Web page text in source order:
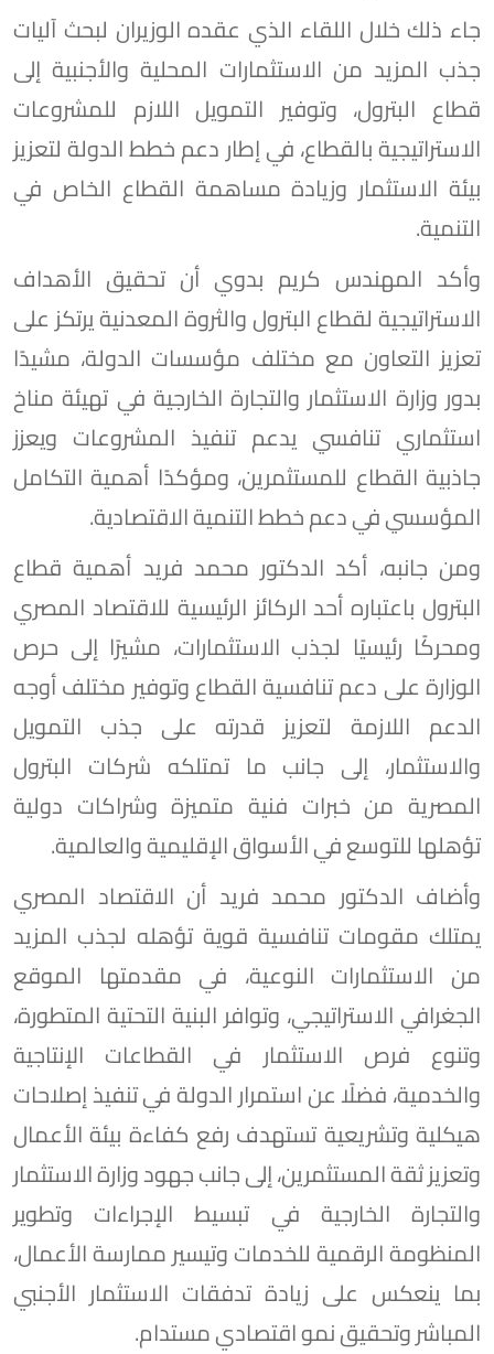
جاء ذلك خلال اللقاء الذي عقده الوزيران لبحث آليات
جذب المزيد من الاستثمارات المحلية والأجنبية إلى
قطاع البترول، وتوفير التمويل اللازم للمشروعات
الاستراتيجية بالقطاع، في إطار دعم خطط الدولة لتعزيز
بيئة الاستثمار وزيادة مساهمة القطاع الخاص في
التنمية.
وأكد المهندس كريم بدوي أن تحقيق الأهداف
الاستراتيجية لقطاع البترول والثروة المعدنية يرتكز على
تعزيز التعاون مع مختلف مؤسسات الدولة، مشيدًا
بدور وزارة الاستثمار والتجارة الخارجية في تهيئة مناخ
استثماري تنافسي يدعم تنفيذ المشروعات ويعزز
جاذبية القطاع للمستثمرين، ومؤكدًا أهمية التكامل
المؤسسي في دعم خطط التنمية الاقتصادية.
ومن جانبه، أكد الدكتور محمد فريد أهمية قطاع
البترول باعتباره أحد الركائز الرئيسية للاقتصاد المصري
ومحركًا رئيسيًا لجذب الاستثمارات، مشيرًا إلى حرص
الوزارة على دعم تنافسية القطاع وتوفير مختلف أوجه
الدعم اللازمة لتعزيز قدرته على جذب التمويل
والاستثمار، إلى جانب ما تمتلكه شركات البترول
المصرية من خبرات فنية متميزة وشراكات دولية
تؤهلها للتوسع في الأسواق الإقليمية والعالمية.
وأضاف الدكتور محمد فريد أن الاقتصاد المصري
يمتلك مقومات تنافسية قوية تؤهله لجذب المزيد
من الاستثمارات النوعية، في مقدمتها الموقع
الجغرافي الاستراتيجي، وتوافر البنية التحتية المتطورة،
وتنوع فرص الاستثمار في القطاعات الإنتاجية
والخدمية، فضلًا عن استمرار الدولة في تنفيذ إصلاحات
هيكلية وتشريعية تستهدف رفع كفاءة بيئة الأعمال
وتعزيز ثقة المستثمرين، إلى جانب جهود وزارة الاستثمار
والتجارة الخارجية في تبسيط الإجراءات وتطوير
المنظومة الرقمية للخدمات وتيسير ممارسة الأعمال،
بما ينعكس على زيادة تدفقات الاستثمار الأجنبي
المباشر وتحقيق نمو اقتصادي مستدام.